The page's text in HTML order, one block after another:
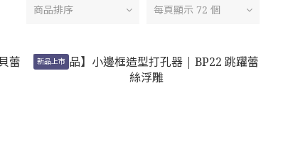
商品排序 每頁顯示 72 個
新品上市